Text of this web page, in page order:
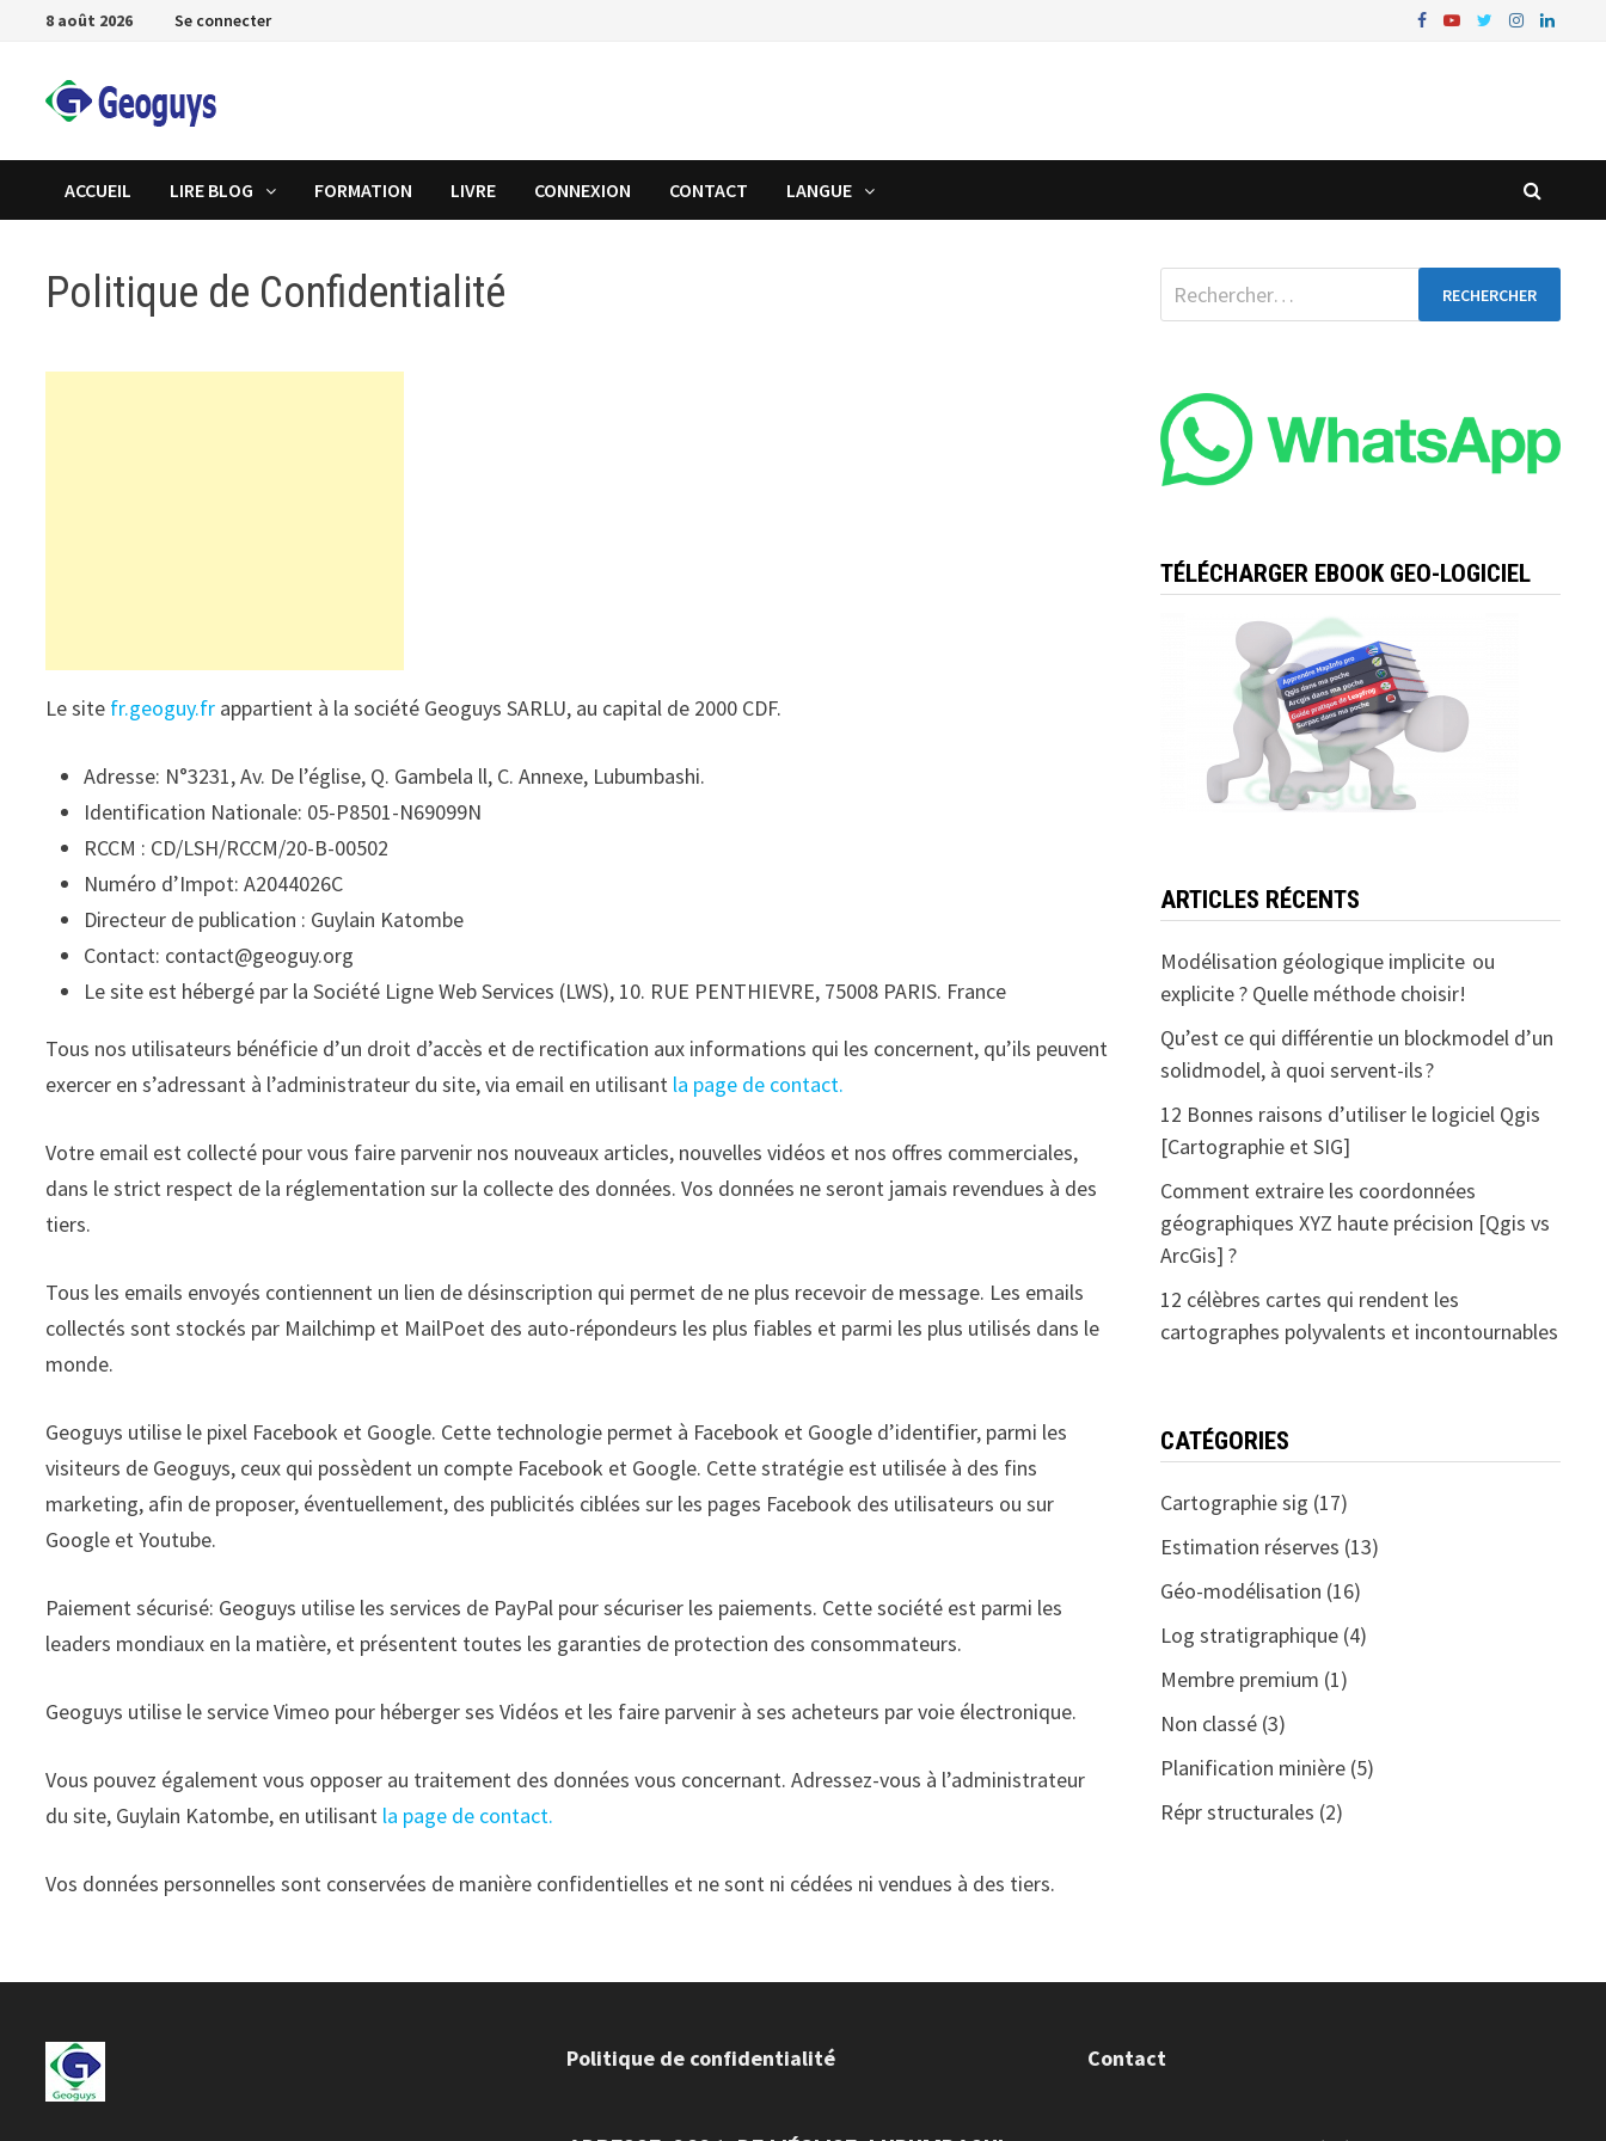
Passer
contenu
8 août 2026 Se connecter
ACCUEIL LIRE BLOG FORMATION LIVRE CONNEXION CONTACT LANGUE
Politique de Confidentialité
Le site fr.geoguy.fr appartient à la société Geoguys SARLU, au capital de 2000 CDF.
Adresse: N°3231, Av. De l’église, Q. Gambela ll, C. Annexe, Lubumbashi.
Identification Nationale: 05-P8501-N69099N
RCCM : CD/LSH/RCCM/20-B-00502
Numéro d’Impot: A2044026C
Directeur de publication : Guylain Katombe
Contact: contact@geoguy.org
Le site est hébergé par la Société Ligne Web Services (LWS), 10. RUE PENTHIEVRE, 75008 PARIS. France
Tous nos utilisateurs bénéficie d’un droit d’accès et de rectification aux informations qui les concernent, qu’ils peuvent
exercer en s’adressant à l’administrateur du site, via email en utilisant la page de contact.
Votre email est collecté pour vous faire parvenir nos nouveaux articles, nouvelles vidéos et nos offres commerciales,
dans le strict respect de la réglementation sur la collecte des données. Vos données ne seront jamais revendues à des
tiers.
Tous les emails envoyés contiennent un lien de désinscription qui permet de ne plus recevoir de message. Les emails
collectés sont stockés par Mailchimp et MailPoet des auto-répondeurs les plus fiables et parmi les plus utilisés dans le
monde.
Geoguys utilise le pixel Facebook et Google. Cette technologie permet à Facebook et Google d’identifier, parmi les
visiteurs de Geoguys, ceux qui possèdent un compte Facebook et Google. Cette stratégie est utilisée à des fins
marketing, afin de proposer, éventuellement, des publicités ciblées sur les pages Facebook des utilisateurs ou sur
Google et Youtube.
Paiement sécurisé: Geoguys utilise les services de PayPal pour sécuriser les paiements. Cette société est parmi les
leaders mondiaux en la matière, et présentent toutes les garanties de protection des consommateurs.
Geoguys utilise le service Vimeo pour héberger ses Vidéos et les faire parvenir à ses acheteurs par voie électronique.
Vous pouvez également vous opposer au traitement des données vous concernant. Adressez-vous à l’administrateur
du site, Guylain Katombe, en utilisant la page de contact.
Vos données personnelles sont conservées de manière confidentielles et ne sont ni cédées ni vendues à des tiers.
Rechercher :
TÉLÉCHARGER EBOOK GEO-LOGICIEL
ARTICLES RÉCENTS
Modélisation géologique implicite ou
explicite ? Quelle méthode choisir!
Qu’est ce qui différentie un blockmodel d’un
solidmodel, à quoi servent-ils ?
12 Bonnes raisons d’utiliser le logiciel Qgis
[Cartographie et SIG]
Comment extraire les coordonnées
géographiques XYZ haute précision [Qgis vs
ArcGis] ?
12 célèbres cartes qui rendent les
cartographes polyvalents et incontournables
CATÉGORIES
Cartographie sig (17)
Estimation réserves (13)
Géo-modélisation (16)
Log stratigraphique(4)
Membre premium (1)
Non classé(3)
Planification minière(5)
Répr structurales (2)
Politique de confidentialité Contact